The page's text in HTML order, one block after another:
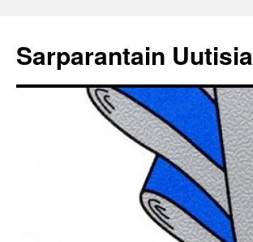
Sarparantain Uutisia